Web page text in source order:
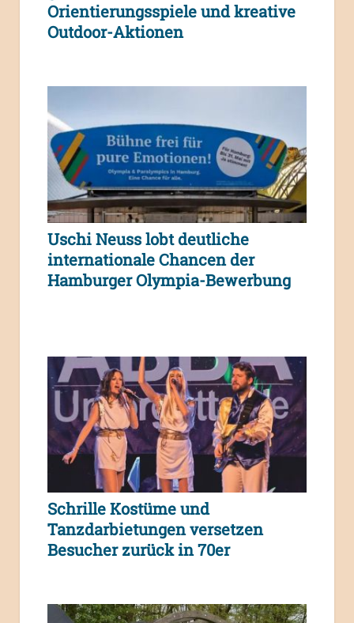
Orientierungsspiele und kreative
Outdoor-Aktionen
Uschi Neuss lobt deutliche
internationale Chancen der
Hamburger Olympia-Bewerbung
Schrille Kostüme und
Tanzdarbietungen versetzen
Besucher zurück in 70er